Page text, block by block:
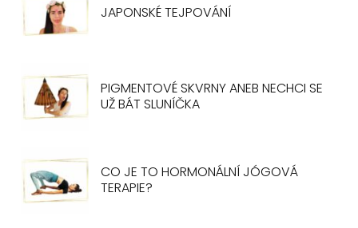
JAPONSKÉ TEJPOVÁNÍ
PIGMENTOVÉ SKVRNY ANEB NECHCI SE
UŽ BÁT SLUNÍČKA
CO JE TO HORMONÁLNÍ JÓGOVÁ
TERAPIE?